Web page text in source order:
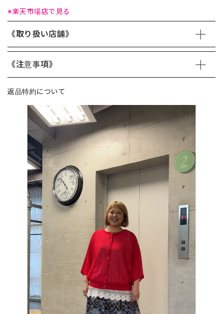
※楽天市場店で見る
《取り扱い店舗》
《注意事項》
返品特約について